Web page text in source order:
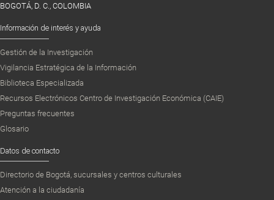
BOGOTÁ, D. C., COLOMBIA
Información de interés y ayuda
Gestión de la Investigación
Vigilancia Estratégica de la Información
Biblioteca Especializada
Recursos Electrónicos Centro de Investigación Económica (CAIE)
Preguntas frecuentes
Glosario
Datos de contacto
Directorio de Bogotá, sucursales y centros culturales
Atención a la ciudadanía